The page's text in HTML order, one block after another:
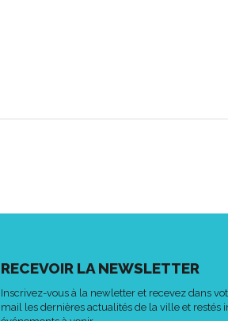
RECEVOIR LA NEWSLETTER
Inscrivez-vous à la newletter et recevez dans
mail les dernières actualités de la ville et restés